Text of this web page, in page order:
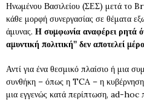
Ηνωμένου Βασιλείου (ΣΕΣ) μετά το
κάθε μορφή συνεργασίας σε θέματα
άμυνας. Η συμφωνία αναφέρει ρητά
αμυντική πολιτική” δεν αποτελεί
Αντί για ένα θεσμικό πλαίσιο ή μια
συνθήκη – όπως η TCA – η
μια εγγενώς κατά περίπτωση, ad-hoc